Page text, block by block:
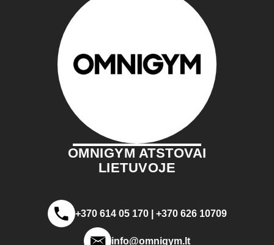
OMNIGYM ATSTOVAI
LIETUVOJE
+370 614 05 170 | +370 626 10709
info@omnigym.lt